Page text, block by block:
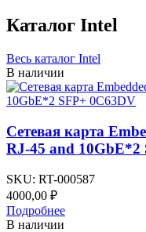
Каталог Intel
Весь каталог Intel
В наличии
Сетевая карта
RJ-45 and 10GbE*2
SKU: RT-000587
4000,00 ₽
Подробнее
В наличии